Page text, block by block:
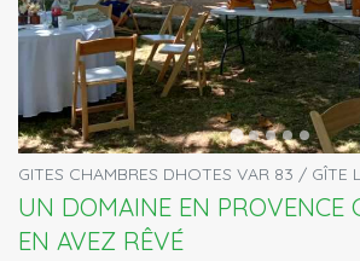
GITES CHAMBRES DHOTES VAR 83 / GÎTE
UN DOMAINE EN PROVENCE
EN AVEZ RÊVÉ